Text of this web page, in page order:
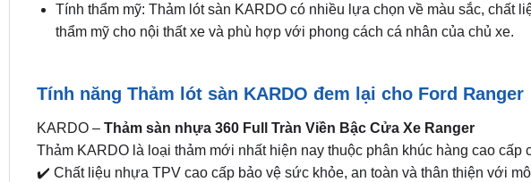
Tính thẩm mỹ: Thảm lót sàn KARDO có nhiều lựa chọn về màu sắc, chất
thẩm mỹ cho nội thất xe và phù hợp với phong cách cá nhân của chủ xe.
Tính năng Thảm lót sàn KARDO đem lại cho Ford Ranger
KARDO – Thảm sàn nhựa 360 Full Tràn Viền Bậc Cửa Xe Ranger
Thảm KARDO là loại thảm mới nhất hiện nay thuộc phân khúc hàng cao cấp
✔️ Chất liệu nhựa TPV cao cấp bảo vệ sức khỏe, an toàn và thân thiện với